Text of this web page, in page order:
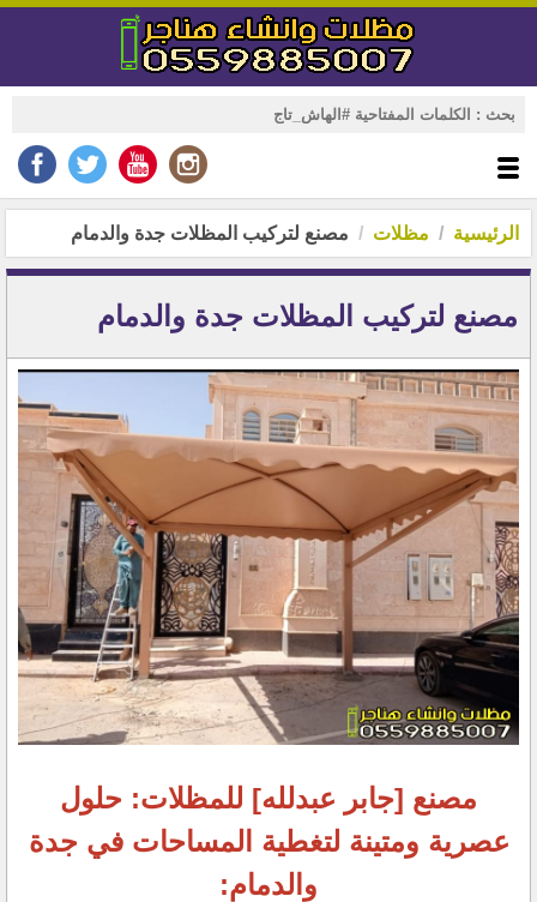
الرئيسية مظلات مصنع لتركيب المظلات جدة والدمام
مصنع لتركيب المظلات جدة والدمام
مصنع [جابر عبدلله] للمظلات: حلول
عصرية ومتينة لتغطية المساحات في جدة
والدمام: